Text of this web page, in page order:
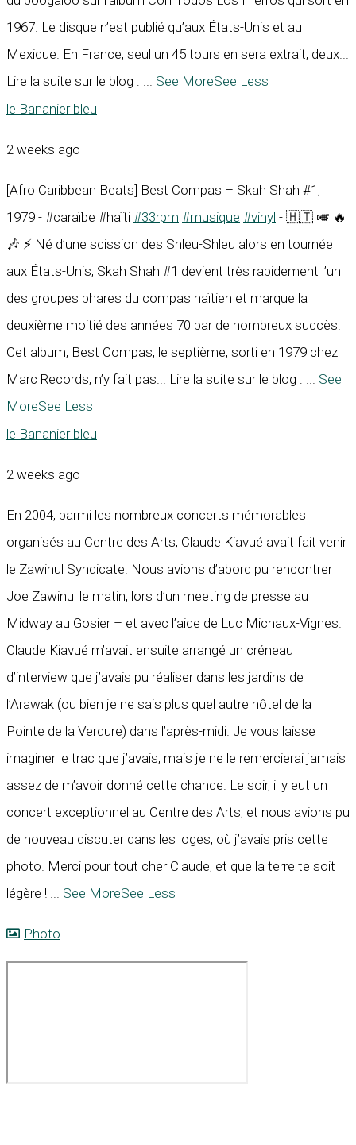
1967. Le disque n’est publié qu’aux États-Unis et au
Mexique. En France, seul un 45 tours en sera extrait, deux...
Lire la suite sur le blog :
See MoreSee Less
le Bananier bleu
2 weeks ago
[Afro Caribbean Beats] Best Compas – Skah Shah #1,
1979 - #caraïbe #haïti #33rpm #musique #vinyl - 🇭🇹 🎺 🔥
🎶 ⚡ Né d’une scission des Shleu-Shleu alors en tournée
aux États-Unis, Skah Shah #1 devient très rapidement l’un
des groupes phares du compas haïtien et marque la
deuxième moitié des années 70 par de nombreux succès.
Cet album, Best Compas, le septième, sorti en 1979 chez
Marc Records, n’y fait pas... Lire la suite sur le blog :
See
MoreSee Less
le Bananier bleu
2 weeks ago
En 2004, parmi les nombreux concerts mémorables
organisés au Centre des Arts, Claude Kiavué avait fait venir
le Zawinul Syndicate. Nous avions d’abord pu rencontrer
Joe Zawinul le matin, lors d’un meeting de presse au
Midway au Gosier – et avec l’aide de Luc Michaux-Vignes.
Claude Kiavué m’avait ensuite arrangé un créneau
d’interview que j’avais pu réaliser dans les jardins de
l’Arawak (ou bien je ne sais plus quel autre hôtel de la
Pointe de la Verdure) dans l’après-midi. Je vous laisse
imaginer le trac que j’avais, mais je ne le remercierai jamais
assez de m’avoir donné cette chance. Le soir, il y eut un
concert exceptionnel au Centre des Arts, et nous avions pu
de nouveau discuter dans les loges, où j’avais pris cette
photo. Merci pour tout cher Claude, et que la terre te soit
légère !
See MoreSee Less
Photo